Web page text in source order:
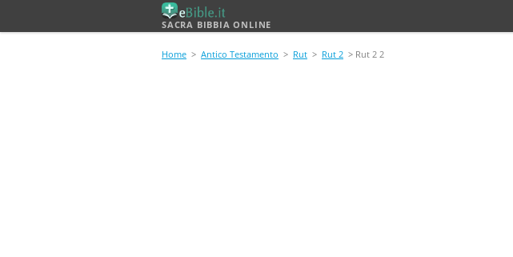
SACRA BIBBIA ONLINE
Home > Antico Testamento > Rut > Rut 2 > Rut 2 2